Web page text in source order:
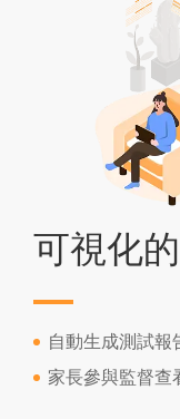
可視化
自動生成測試報
家長參與監督查